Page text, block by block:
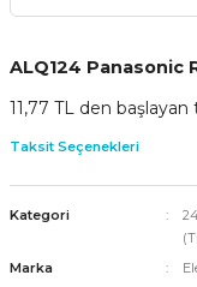
ALQ124 Panasonic
11,77 TL den başlayan
Taksit Seçenekleri
Kategori
Marka